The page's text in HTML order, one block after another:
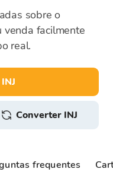
sobre o
venda facilmente
real.
Converter INJ
frequentes